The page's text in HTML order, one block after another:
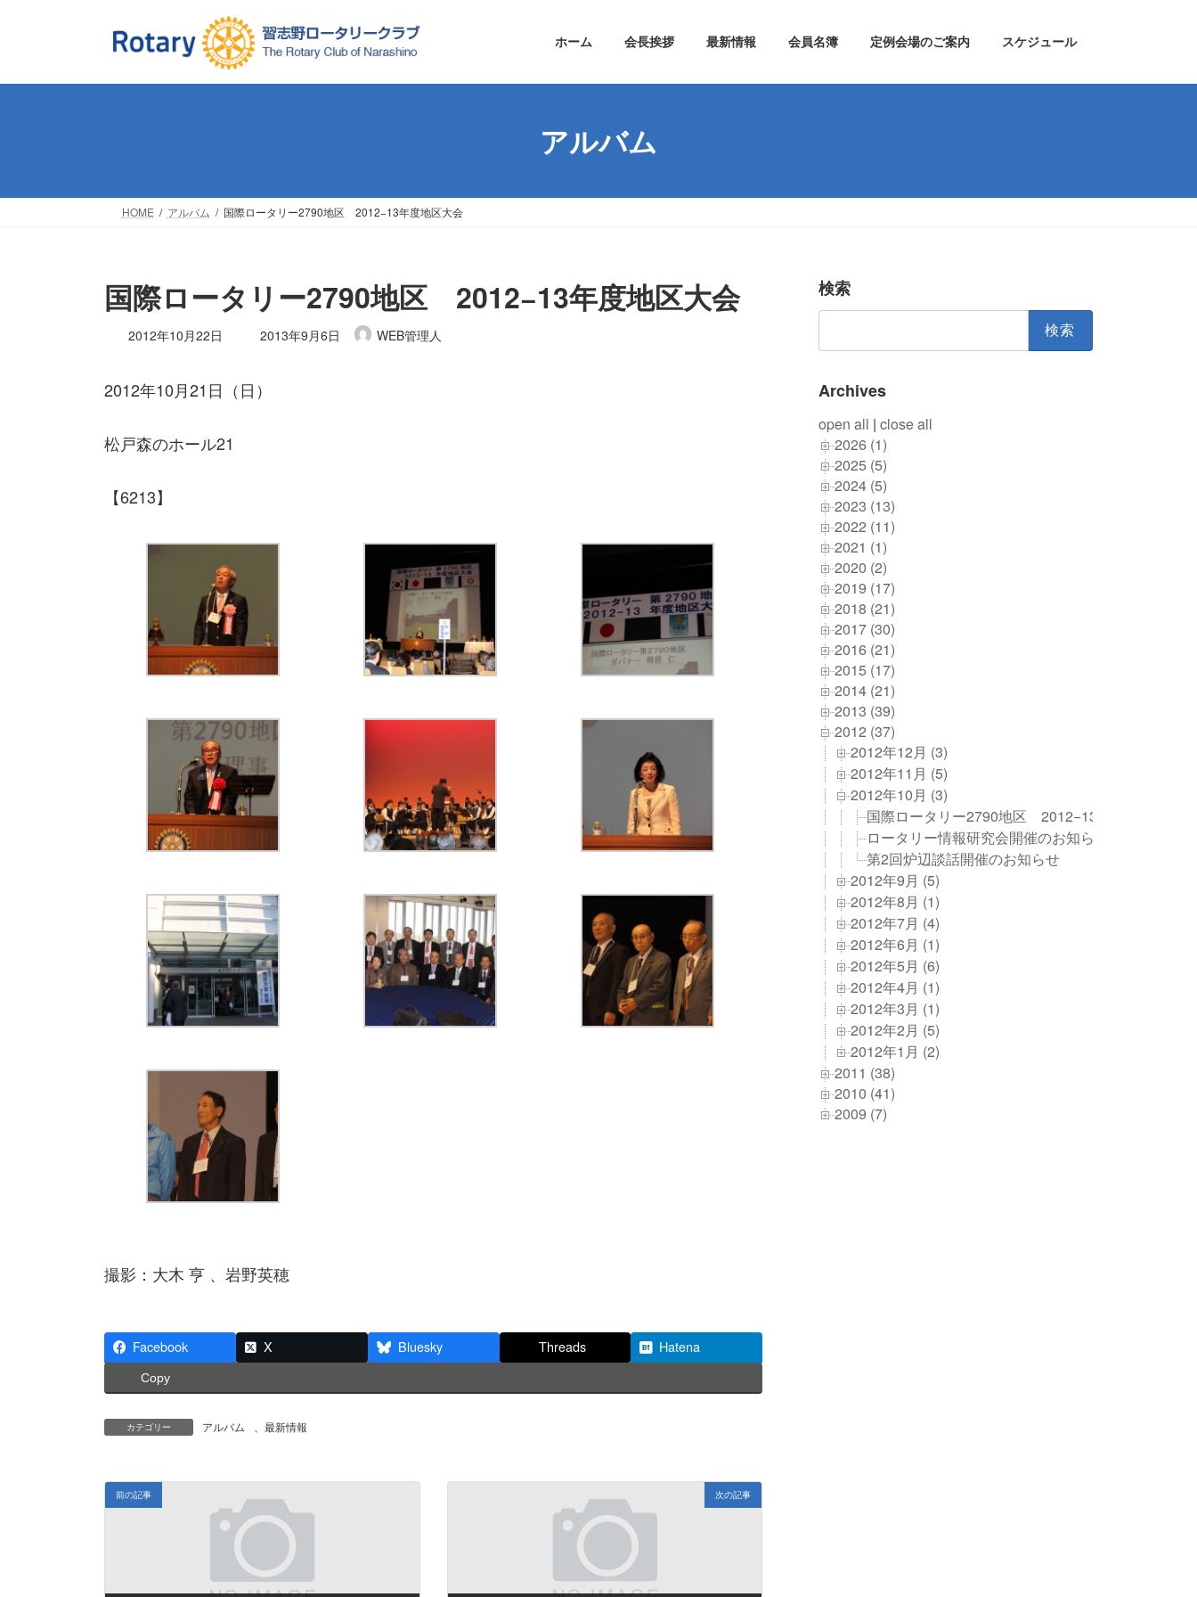
プ
動
ホーム 会長挨拶 最新情報 会員名簿 定例会場のご案内 スケジュール
アルバム
HOME アルバム 国際ロータリー2790地区 2012−13年度地区大会
国際ロータリー2790地区 2012−13年度地区大会
2012年10月22日
最
新
2013年9月6日 WEB管理人
2012年10月21日（日）
松戸森のホール21
【6213】
撮影：大木 亨 、岩野英穂
Facebook X Bluesky Threads Hatena
Copy
カテゴリー アルバム 最新情報
前の記事 次の記事
検索
Archives
open all |close all
2026 (1)
2025 (5)
2024 (5)
2023 (13)
2022 (11)
2021 (1)
2020 (2)
2019 (17)
2018 (21)
2017 (30)
2016 (21)
2015 (17)
2014 (21)
2013 (39)
2012 (37)
2012年12月 (3)
2012年11月 (5)
2012年10月 (3)
国際ロータリー2790地区 2012−13年度地区大会
ロータリー情報研究会開催のお知らせ
第2回炉辺談話開催のお知らせ
2012年9月 (5)
2012年8月 (1)
2012年7月 (4)
2012年6月 (1)
2012年5月 (6)
2012年4月 (1)
2012年3月 (1)
2012年2月 (5)
2012年1月 (2)
2011 (38)
2010 (41)
2009 (7)